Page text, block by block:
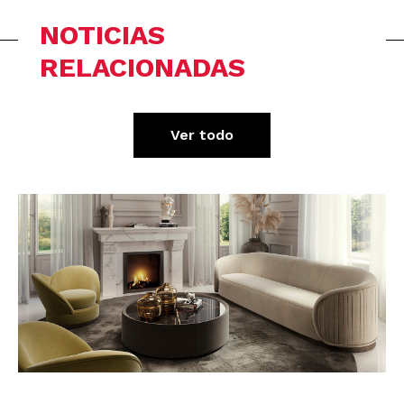
NOTICIAS
RELACIONADAS
Ver todo